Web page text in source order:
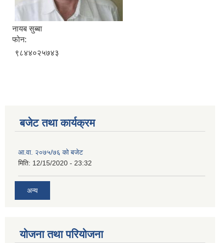
नायब सुब्बा
फोन:
९८४४०२५७४३
बजेट तथा कार्यक्रम
आ.वा. २०७५/७६ को बजेट
मिति: 12/15/2020 - 23:32
अन्य
योजना तथा परियोजना